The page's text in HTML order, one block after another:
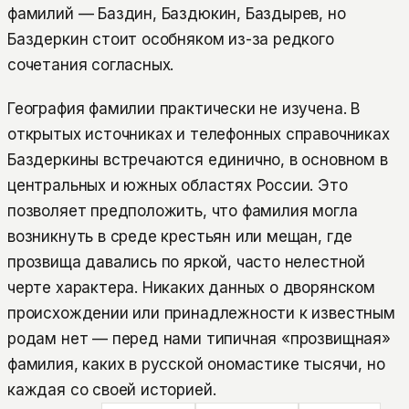
фамилий — Баздин, Баздюкин, Баздырев, но
Баздеркин стоит особняком из-за редкого
сочетания согласных.
География фамилии практически не изучена. В
открытых источниках и телефонных справочниках
Баздеркины встречаются единично, в основном в
центральных и южных областях России. Это
позволяет предположить, что фамилия могла
возникнуть в среде крестьян или мещан, где
прозвища давались по яркой, часто нелестной
черте характера. Никаких данных о дворянском
происхождении или принадлежности к известным
родам нет — перед нами типичная «прозвищная»
фамилия, каких в русской ономастике тысячи, но
каждая со своей историей.